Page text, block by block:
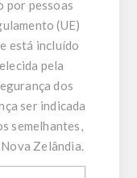
por pessoas
(UE)
está incluído
pela
dos
ser indicada
semelhantes,
Zelândia.